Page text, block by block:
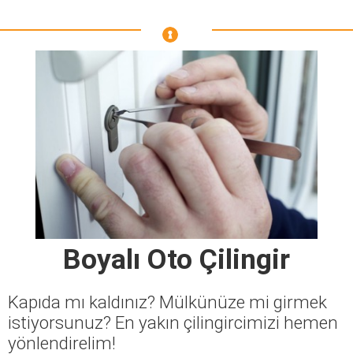
Boyalı Oto Çilingir
Kapıda mı kaldınız? Mülkünüze mi girmek
istiyorsunuz? En yakın çilingircimizi hemen
yönlendirelim!